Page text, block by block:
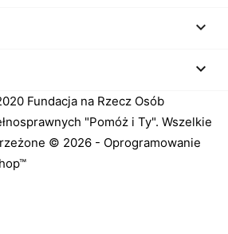

keyboard_arrow_down
Fundacja na Rzecz Osób
"Pomóż i Ty". Wszelkie
© 2026 - Oprogramowanie